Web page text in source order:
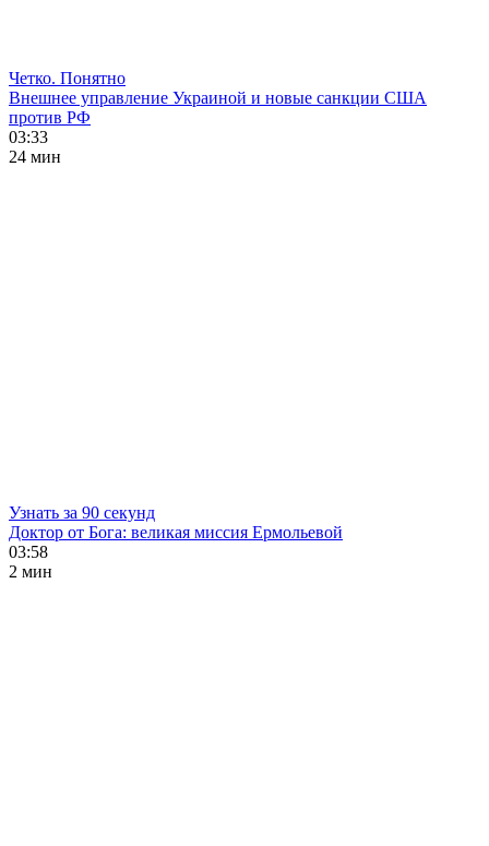
Четко. Понятно
Внешнее управление Украиной и новые санкции США
против РФ
03:33
24 мин
Узнать за 90 секунд
Доктор от Бога: великая миссия Ермольевой
03:58
2 мин